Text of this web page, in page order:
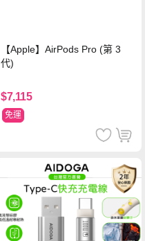
【Apple】AirPods Pro (第 3
代)
$7,115
免運